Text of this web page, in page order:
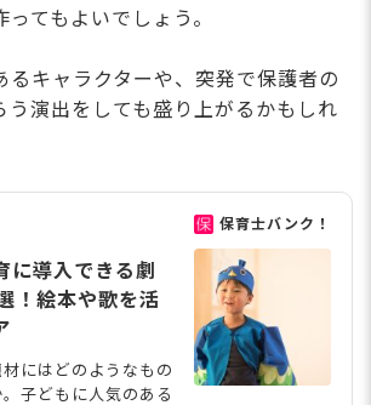
てもよいでしょう。
るキャラクターや、突発で保護者の
う演出をしても盛り上がるかもしれ
に導入できる劇
！絵本や歌を活
にはどのようなもの
子どもに人気のある
保育士バンク！